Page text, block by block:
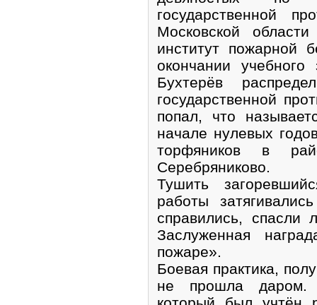
государственной
Московской
институт пожарной
окончании
Бухтерёв
государственной
попал, что
начале нулевых
торфяников в
Серебряниково.
Тушить
работы
справились, спасли
Заслуженная
пожаре».
Боевая практика,
не прошла даром.